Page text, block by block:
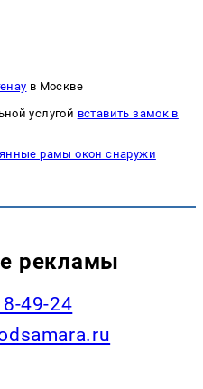
в Москве
услугой вставить замок в
рамы окон снаружи
рекламы
49-24